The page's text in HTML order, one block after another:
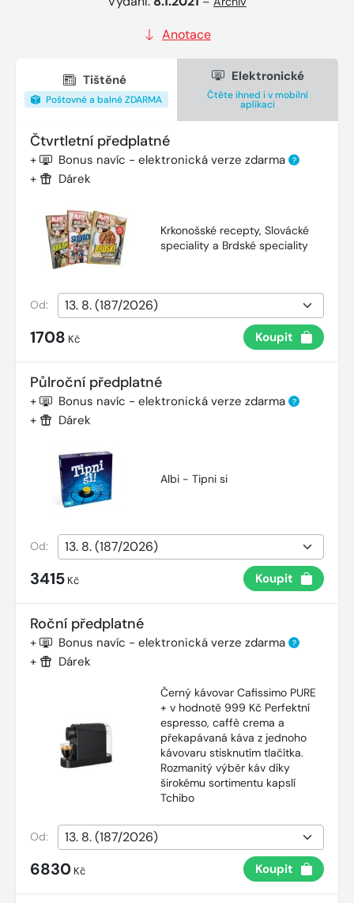
Anotace
Tištěné
Poštovné a balné ZDARMA
Elektronické
Čtěte ihned i v mobilní
aplikaci
Čtvrtletní předplatné
+ Bonus navíc - elektronická verze zdarma ?
+ Dárek
Krkonošské recepty, Slovácké
speciality a Brdské speciality
Od:
1708 Kč Koupit
Půlroční předplatné
+ Bonus navíc - elektronická verze zdarma ?
+ Dárek
Albi - Tipni si
Od:
3415 Kč Koupit
Roční předplatné
+ Bonus navíc - elektronická verze zdarma ?
+ Dárek
Černý kávovar Cafissimo PURE
+ v hodnotě 999 Kč Perfektní
espresso, caffè crema a
překapávaná káva z jednoho
kávovaru stisknutím tlačítka.
Rozmanitý výběr káv díky
širokému sortimentu kapslí
Tchibo
Od:
6830 Kč Koupit